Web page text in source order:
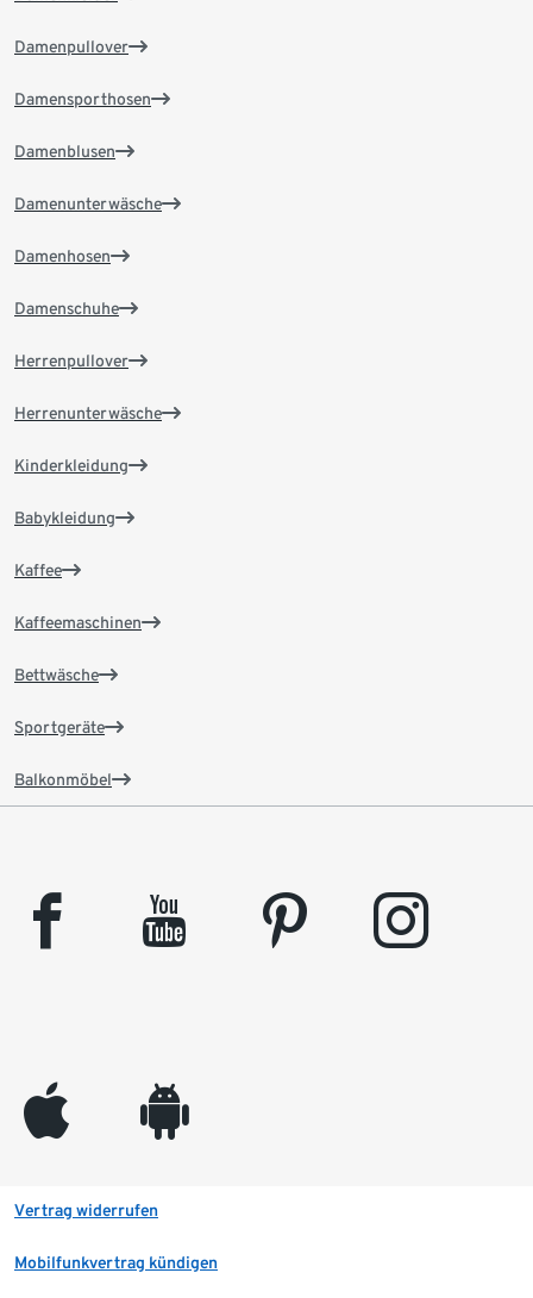
Damenpullover
Damensporthosen
Damenblusen
Damenunterwäsche
Damenhosen
Damenschuhe
Herrenpullover
Herrenunterwäsche
Kinderkleidung
Babykleidung
Kaffee
Kaffeemaschinen
Bettwäsche
Sportgeräte
Balkonmöbel
facebook youtube pinterest instagram
appleinc android
Vertrag widerrufen
Mobilfunkvertrag kündigen